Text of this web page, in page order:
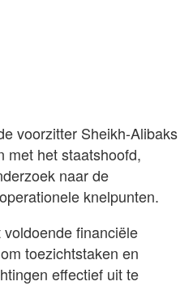
voorzitter Sheikh-Alibaks
met het staatshoofd,
naar de
knelpunten.
financiële
toezichtstaken en
effectief uit te